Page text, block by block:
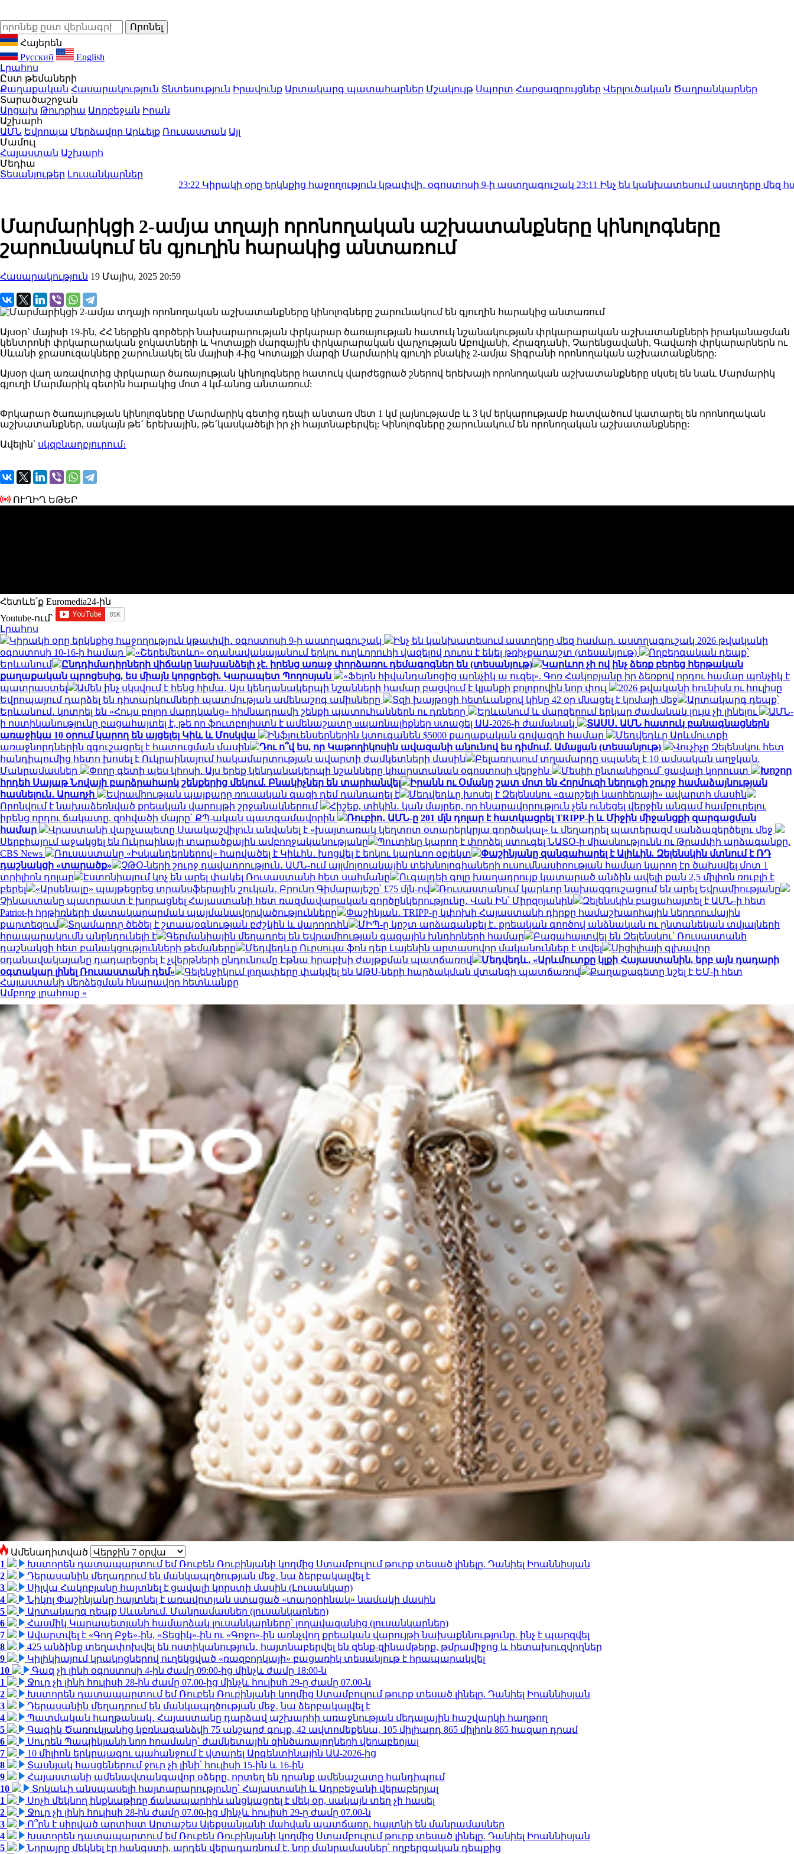
Հայերեն
Русский
English
Լրահոս
Ըստ թեմաների
Քաղաքական Հասարակություն Տնտեսություն Իրավունք Արտակարգ պատահարներ Մշակույթ Սպորտ Հարցազրույցներ Վերլուծական Ծաղրանկարներ
Տարածաշրջան
Արցախ Թուրքիա Ադրբեջան Իրան
Աշխարհ
ԱՄՆ Եվրոպա Մերձավոր Արևելք Ռուսաստան Այլ
Մամուլ
Հայաստան Աշխարհ
Մեդիա
Տեսանյութեր Լուսանկարներ
Կիրակի օրը երկնքից հաջողություն կթափվի․ օգոստոսի 9-ի աստղագուշակ23:11Ինչ են կանխատեսում աստղերը մեզ համար.
Մարմարիկցի 2-ամյա տղայի որոնողական աշխատանքները կինոլոգները
շարունակում են գյուղին հարակից անտառում
Հասարակություն 19 Մայիս, 2025 20:59
Այսօր` մայիսի 19-ին, ՀՀ ներքին գործերի նախարարության փրկարար ծառայության հատուկ նշանակության փրկարարական աշխատանքների իրականացման
կենտրոնի փրկարարական ջոկատների և Կոտայքի մարզային փրկարարական վարչության Աբովյանի, Հրազդանի, Չարենցավանի, Գավառի փրկարարներն ու
Սևանի ջրասուզակները շարունակել են մայիսի 4-ից Կոտայքի մարզի Մարմարիկ գյուղի բնակիչ 2-ամյա Տիգրանի որոնողական աշխատանքները:
Այսօր վաղ առավոտից փրկարար ծառայության կինոլոգները հատուկ վարժեցրած շներով երեխայի որոնողական աշխատանքները սկսել են նաև Մարմարիկ
գյուղի Մարմարիկ գետին հարակից մոտ 4 կմ-անոց անտառում:
Փրկարար ծառայության կինոլոգները Մարմարիկ գետից դեպի անտառ մետ 1 կմ լայնությամբ և 3 կմ երկարությամբ հատվածում կատարել են որոնողական
աշխատանքներ, սակայն թե´ երեխային, թե´կասկածելի իր չի հայտնաբերվել: Կինոլոգները շարունակում են որոնողական աշխատանքները:
Ավելին՝ սկզբնաղբյուրում։
ՈՒՂԻՂ ԵԹԵՐ
Հետևե՛ք Euromedia24-ին
Youtube-ում`
Լրահոս
Կիրակի օրը երկնքից հաջողություն կթափվի․ օգոստոսի 9-ի աստղագուշակ
Ինչ են կանխատեսում աստղերը մեզ համար. աստղագուշակ 2026 թվականի
օգոստոսի 10-16-ի համար
«Շերեմետևո» օդանավակայանում երկու ուղևորուհի վազելով դուրս է եկել թռիչքադաշտ (տեսանյութ)
Ողբերգական դեպք՝
Երևանում
Ընդդիմադիրների վիճակը նախանձելի չէ. իրենց առաջ փորձառու դեմագոգներ են (տեսանյութ)
Կարևոր չի ով ինչ ձեռք բերեց հերթական
քաղաքական պրոցեսից, ես միայն կորցրեցի. Կարապետ Պողոսյան
«Ֆելոն հիվանդանոցից պոնչիկ ա ուզել». Գոռ Հակոբյանը իր ձեռքով որդու համար պոնչիկ է
պատրաստել
Ամեն ինչ սկսվում է հենց հիմա․ Այս կենդանակերպի նշանների համար բացվում է կյանքի բոլորովին նոր փուլ
2026 թվականի հունիսն ու հուլիսը
Եվրոպայում դարձել են դիտարկումների պատմության ամենաշոգ ամիսները
Տզի խայթոցի հետևանքով կինը 42 օր մնացել է կոմայի մեջ
Արտակարգ դեպք՝
Երևանում․ կոտրել են «Հույս բոլոր մարդկանց» հիմնադրամի շենքի պատուհաններն ու դռները
Երևանում և մարզերում երկար ժամանակ լույս չի լինելու
ԱՄՆ-
ի ոստիկանությունը բացահայտել է, թե որ ֆուտբոլիստն է ամենաշատը uպառնալիքներ ստացել ԱԱ-2026-ի ժամանակ
ՏԱՍՍ․ ԱՄՆ հատուկ բանագնացներն
առաջիկա 10 օրում կարող են այցելել Կիև և Մոսկվա
Ինֆլուենսերներին կտուգանեն $5000 քաղաքական գովազդի համար
Մեդվեդևը Արևմուտքի
առաջնորդներին զգուշացրել է հատուցման մասին
Դու ո՞վ ես, որ Կաթողիկոսին ավազանի անունով ես դիմում․ Ամալյան (տեսանյութ)
Վուչիչը Զելենսկու հետ
հանդիպումից հետո խոսել է Ուկրաինայում հակամարտության ավարտի ժամկետների մասին
Բելառուսում տղամարդը սպանել է 10 ամսական աղջկան.
Մանրամասներ
Փողը գետի պես կհոսի. Այս երեք կենդանակերպի նշանները կհարստանան օգոստոսի վերջին Մեսիի ընտանիքում՝ ցավալի կորուստ
Խոշոր
հրդեհ Սայաթ Նովայի բարձրահարկ շենքերից մեկում. Բնակիչներ են տարհանվել
Իրանն ու Օմանը շատ մոտ են Հորմուզի նեղուցի շուրջ համաձայնության
հասնելուն․ Արաղչի
Եվրամիության պայքարը ռուսական գազի դեմ դանդաղել է
Մեդվեդևը խոսել է Զելենսկու «գարշելի կարիերայի» ավարտի մասին
Որոնվում է նախաձեռնված քրեական վարույթի շրջանակներում
Հիշեք, տիկին․ կան մայրեր, որ հնարավորություն չեն ունեցել վերջին անգամ համբուրելու
իրենց որդու ճակատը. զոհվածի մայրը՝ ՔՊ-ական պատգամավորին
Ռուբիո․ ԱՄՆ-ը 201 մլն դոլար է հատկացրել TRIPP-ի և Միջին միջանցքի զարգացման
համար
Վրաստանի վարչապետը Սաակաշվիլուն անվանել է «խայտառակ կեղտոտ օտարերկրյա գործակալ» և մեղադրել պատերազմ սանձազերծելու մեջ
Սերբիայում աջակցել են Ուկրաինայի տարածքային ամբողջականությանը
Պուտինը կարող է փորձել ստուգել ՆԱՏՕ-ի միասնությունն ու Թրամփի արձագանքը.
CBS News
Ռուսաստանը «Իսկանդերներով» հարվածել է Կիևին․ խոցվել է երկու կարևոր օբյեկտ
Փաշինյանը զանգահարել է Ալիևին. Զելենսկին մտնում է ՌԴ
դաշնակցի «տարածք»
ՉԹՕ-ների շուրջ դավադրություն․ ԱՄՆ-ում այլմոլորակային տեխնոլոգիաների ուսումնասիրության համար կարող էր ծախսվել մոտ 1
տրիլիոն դոլար
Էստոնիայում կոչ են արել փակել Ռուսաստանի հետ սահմանը
Ուգալդեի գոլը խաղադրույք կատարած անձին ավելի քան 2,5 միլիոն ռուբլի է
բերել
«Արսենալը» պայթեցրեց տրանսֆերային շուկան․ Բրունո Գիմարայեշը՝ £75 մլն-ով
Ռուսաստանում կարևոր նախազգուշացում են արել Եվրամիությանը
Չինաստանը պատրաստ է խորացնել Հայաստանի հետ ռազմավարական գործընկերությունը․ Վան Ին՝ Միրզոյանին
Զելենսկին բացահայտել է ԱՄՆ-ի հետ
Patriot-ի հրթիռների մատակարարման պայմանավորվածությունները
Փաշինյան․ TRIPP-ը կփոխի Հայաստանի դիրքը համաշխարհային ներդրումային
քարտեզում
Տղամարդը ծեծել է շտապօգնության բժշկին և վարորդին
ՄԻՊ-ը կոշտ արձագանքել է․ քրեական գործով անձնական ու ընտանեկան տվյալների
հրապարակումն անընդունելի է
Գերմանիային մեղադրել են Եվրամիության գազային խնդիրների համար
Բացահայտվել են Զելենսկու՝ Ռուսաստանի
դաշնակցի հետ բանակցությունների թեմաները
Մեդվեդևը Ուրսուլա ֆոն դեր Լայենին արտասովոր մականուններ է տվել
Սիցիլիայի գլխավոր
օդանավակայանը դադարեցրել է չվերթների ընդունումը Էթնա հրաբխի ժայթքման պատճառով
Մեդվեդև․ «Արևմուտքը կլքի Հայաստանին, երբ այն դադարի
օգտակար լինել Ռուսաստանի դեմ»
Գելենջիկում լողափերը փակվել են ԱԹՍ-ների հարձակման վտանգի պատճառով
Քաղաքագետը նշել է ԵՄ-ի հետ
Հայաստանի մերձեցման հնարավոր հետևանքը
Ամբողջ լրահոսը »
Ամենադիտված
1
Խստորեն դատապարտում եմ Ռուբեն Ռուբինյանի կողմից Ստամբուլում թուրք տեսած լինելը. Դանիել Իոաննիսյան
2
Դերասանին մեղադրում են մանկապղծության մեջ․ նա ձերբակալվել է
3
Սիլվա Հակոբյանը հայտնել է ցավալի կորստի մասին (Լուսանկար)
4
Նիկոլ Փաշինյանը հայտնել է առավոտյան ստացած «տարօրինակ» նամակի մասին
5
Արտակարգ դեպք Սևանում. Մանրամասներ (լուսանկարներ)
6
Հասմիկ Կարապետյանի համարձակ լուսանկարները՝ լողավազանից (լուսանկարներ)
7
Ավարտվել է «Գող Բջե»-ին, «Տեցիկ»-ին ու «Գոջո»-ին առնչվող քրեական վարույթի նախաքննությունը. ինչ է պարզվել
8
425 անձինք տեղափոխվել են ոստիկանություն․ հայտնաբերվել են զենք-զինամթերք, թմրամիջոց և հետախուզվողներ
9
Կիլիկիայում կրակոցներով ուղեկցված «ռազբորկայի» բացառիկ տեսանյութ է հրապարակվել
10
Գազ չի լինի օգոստոսի 4-ին ժամը 09:00-ից մինչև ժամը 18:00-ն
1
Ջուր չի լինի հուլիսի 28-ին ժամը 07.00-ից մինչև հուլիսի 29-ը ժամը 07.00-ն
2
Խստորեն դատապարտում եմ Ռուբեն Ռուբինյանի կողմից Ստամբուլում թուրք տեսած լինելը. Դանիել Իոաննիսյան
3
Դերասանին մեղադրում են մանկապղծության մեջ․ նա ձերբակալվել է
4
Պատմական հաղթանակ․ Հայաստանը դարձավ աշխարհի առաջնության մեդալային հաշվարկի հաղթող
5
Գագիկ Ծառուկյանից կբռնագանձվի 75 անշարժ գույք, 42 ավտոմեքենա, 105 միլիարդ 865 միլիոն 865 հազար դրամ
6
Սուրեն Պապիկյանի նոր հրամանը՝ ժամկետային զինծառայողների վերաբերյալ
7
10 միլիոն երկրպագու պահանջում է վտարել Արգենտինային ԱԱ-2026-ից
8
Տասնյակ հասցեներում ջուր չի լինի՝ հուլիսի 15-ին և 16-ին
9
Հայաստանի ամենավտանգավոր օձերը. որտեղ են դրանք ամենաշատը հանդիպում
10
Տոկաևի անսպասելի հայտարարությունը՝ Հայաստանի և Ադրբեջանի վերաբերյալ
1
Սոչի մեկնող ինքնաթիռը ճանապարհին անցկացրել է մեկ օր, սակայն տեղ չի հասել
2
Ջուր չի լինի հուլիսի 28-ին ժամը 07.00-ից մինչև հուլիսի 29-ը ժամը 07.00-ն
3
Ո՞րն է սիրված արտիստ Արտաշես Ալեքսանյանի մահվան պատճառը. հայտնի են մանրամասներ
4
Խստորեն դատապարտում եմ Ռուբեն Ռուբինյանի կողմից Ստամբուլում թուրք տեսած լինելը. Դանիել Իոաննիսյան
5
Նորայրը մեկնել էր հանգստի, արդեն վերադառնում է. նոր մանրամասներ՝ ողբերգական դեպքից